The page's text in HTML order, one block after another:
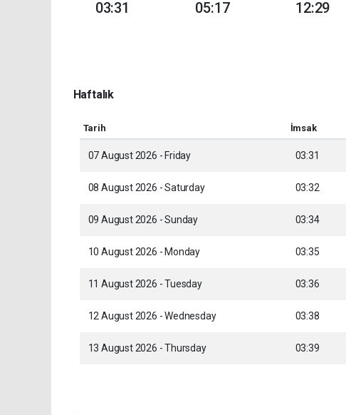
03:31 05:17 12:29
Haftalık
Tarih İmsak
07 August 2026 - Friday 03:31
08 August 2026 - Saturday 03:32
09 August 2026 - Sunday 03:34
10 August 2026 - Monday 03:35
11 August 2026 - Tuesday 03:36
12 August 2026 - Wednesday 03:38
13 August 2026 - Thursday 03:39